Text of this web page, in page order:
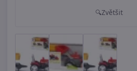
Zvětšit